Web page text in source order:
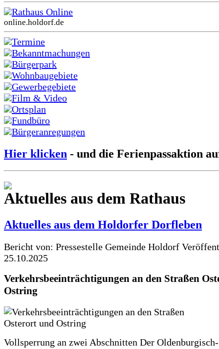
Rathaus Online
online.holdorf.de
Termine
Bekanntmachungen
Bürgerpark
Wohnbaugebiete
Gewerbegebiete
Film & Video
Ortsplan
Fundbüro
Bürgeranregungen
Hier klicken - und die Ferienpassaktion
Aktuelles aus dem Rathaus
Aktuelles aus dem Holdorfer Dorfleben
Bericht von: Pressestelle Gemeinde Holdorf
25.10.2025
Verkehrsbeeinträchtigungen an den Straßen
Ostring
Vollsperrung an zwei Abschnitten Der Oldenburgisch-